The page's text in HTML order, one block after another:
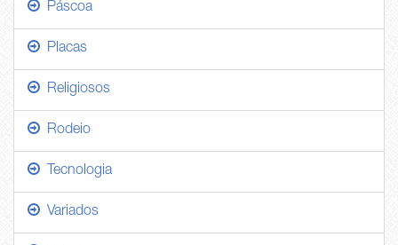
Páscoa
Placas
Religiosos
Rodeio
Tecnologia
Variados